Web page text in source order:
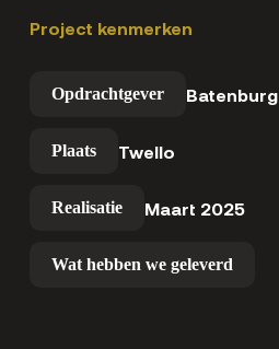
Project kenmerken
Opdrachtgever Batenburg
Plaats Twello
Realisatie Maart 2025
Wat hebben we geleverd